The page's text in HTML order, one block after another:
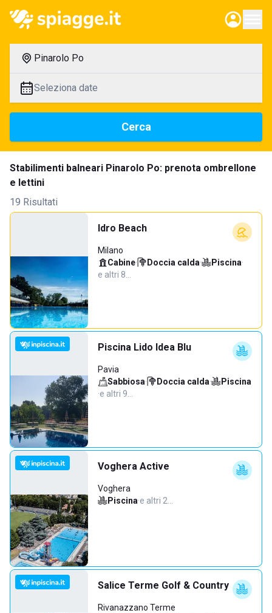
Pinarolo Po
Seleziona date
Cerca
Stabilimenti balneari Pinarolo Po: prenota ombrellone
e lettini
19 Risultati
Idro Beach
Milano
Cabine· Doccia calda· Piscina·
e altri 8…
Piscina Lido Idea Blu
Pavia
Sabbiosa· Doccia calda·
Piscina
·e altri 9…
Voghera Active
Voghera
Piscina·e altri 2…
Salice Terme Golf & Country
Rivanazzano Terme